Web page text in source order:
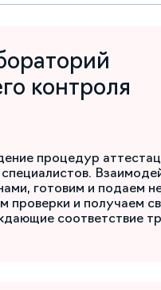
контроля
процедур
готовим и подаем
и получаем
соответствие